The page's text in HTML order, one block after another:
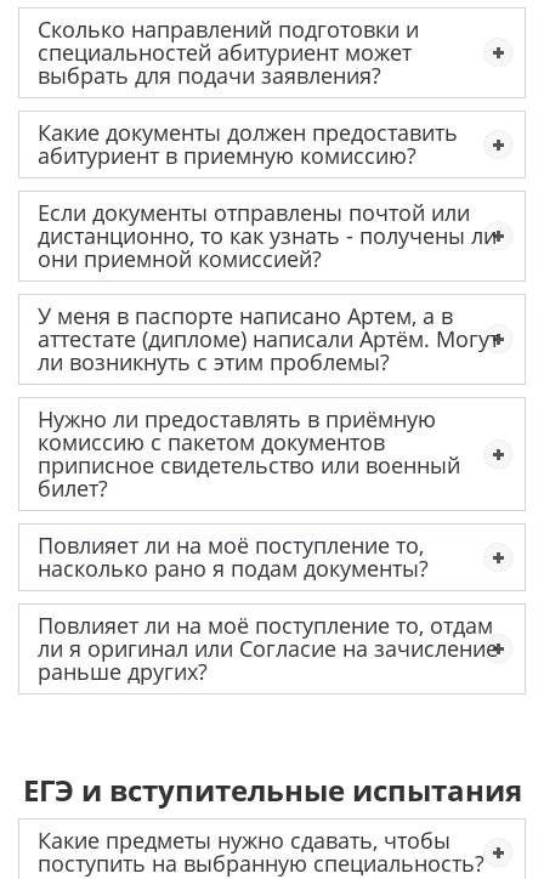
Сколько направлений подготовки и
специальностей абитуриент может
выбрать для подачи заявления?
Какие документы должен предоставить
абитуриент в приемную комиссию?
Если документы отправлены почтой или
дистанционно, то как узнать - получены ли
они приемной комиссией?
У меня в паспорте написано Артем, а в
аттестате (дипломе) написали Артём. Могут
ли возникнуть с этим проблемы?
Нужно ли предоставлять в приёмную
комиссию с пакетом документов
приписное свидетельство или военный
билет?
Повлияет ли на моё поступление то,
насколько рано я подам документы?
Повлияет ли на моё поступление то, отдам
ли я оригинал или Согласие на зачисление
раньше других?
ЕГЭ и вступительные испытания
Какие предметы нужно сдавать, чтобы
поступить на выбранную специальность?